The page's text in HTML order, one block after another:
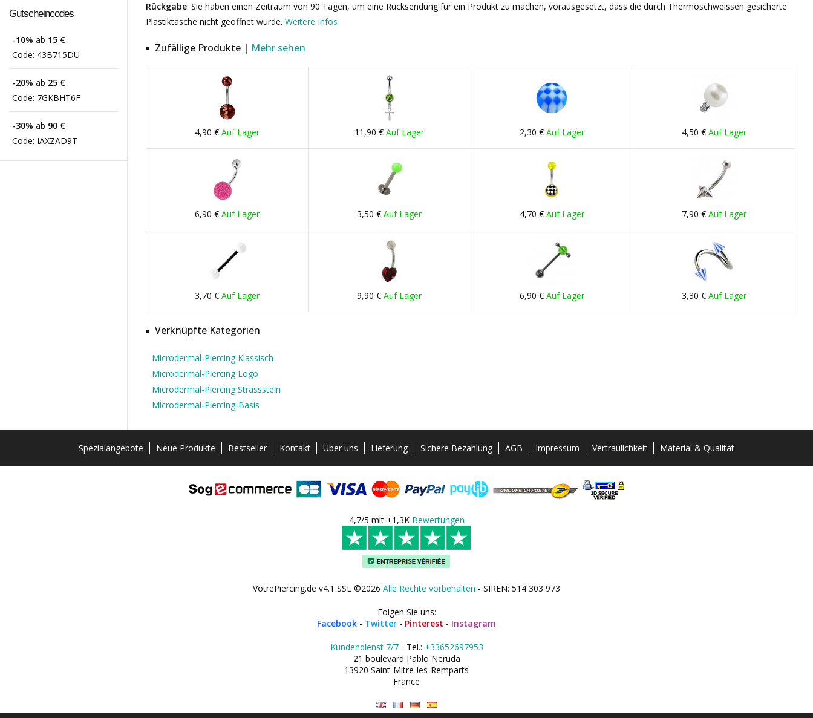
Gutscheincodes
-10% ab 15 €
Code: 43B715DU
-20% ab 25 €
Code: 7GKBHT6F
-30% ab 90 €
Code: IAXZAD9T
Rückgabe: Sie haben einen Zeitraum von 90 Tagen, um eine Rücksendung für ein Produkt zu machen, vorausgesetzt, dass die durch Thermoschweissen gesicherte
Plastiktasche nicht geöffnet wurde. Weitere Infos
Zufällige Produkte | Mehr sehen
4,90 €Auf Lager 11,90 €Auf Lager 2,30 € Auf Lager 4,50 € Auf Lager
6,90 €Auf Lager 3,50 €Auf Lager 4,70 € Auf Lager 7,90 € Auf Lager
3,70 €Auf Lager 9,90 €Auf Lager 6,90 € Auf Lager 3,30 € Auf Lager
Verknüpfte Kategorien
Microdermal-Piercing Klassisch
Microdermal-Piercing Logo
Microdermal-Piercing Strassstein
Microdermal-Piercing-Basis
Spezialangebote Neue Produkte Bestseller Kontakt Über uns Lieferung Sichere Bezahlung AGB Impressum Vertraulichkeit Material & Qualität
4,7/5 mit +1,3K Bewertungen
VotrePiercing.de v4.1 SSL ©2026 Alle Rechte vorbehalten - SIREN: 514 303 973
Folgen Sie uns:
Facebook - Twitter - Pinterest - Instagram
Kundendienst 7/7- Tel.: +33652697953
21 boulevard Pablo Neruda
13920 Saint-Mitre-les-Remparts
France